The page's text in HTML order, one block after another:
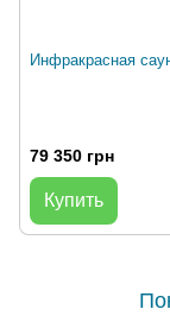
79 350 грн
Купить